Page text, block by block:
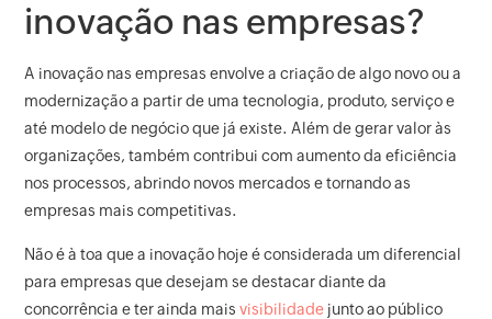
inovação nas empresas?
A inovação nas empresas envolve a criação de algo novo ou a
modernização a partir de uma tecnologia, produto, serviço e
até modelo de negócio que já existe. Além de gerar valor às
organizações, também contribui com aumento da eficiência
nos processos, abrindo novos mercados e tornando as
empresas mais competitivas.
Não é à toa que a inovação hoje é considerada um diferencial
para empresas que desejam se destacar diante da
concorrência e ter ainda maisvisibilidade junto ao público